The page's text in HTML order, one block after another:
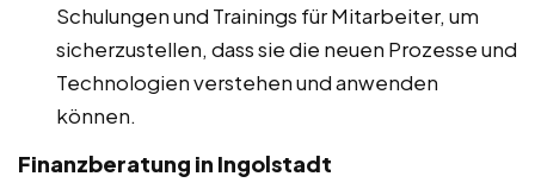
Schulungen und Trainings für Mitarbeiter, um
sicherzustellen, dass sie die neuen Prozesse und
Technologien verstehen und anwenden
können.
Finanzberatung in Ingolstadt